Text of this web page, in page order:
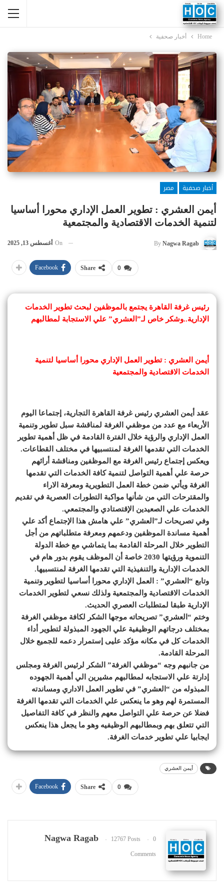
Home أخبار صحفية
أخبار صحفية
مصر
أيمن العشري : تطوير العمل الإداري محورا أساسيا
لتنمية الخدمات الاقتصادية والمجتمعية
By Nagwa Ragab
On أغسطس 13, 2025
0
Share
Facebook
رئيس غرفة القاهرة يجتمع بالموظفين لبحث تطوير الخدمات
الإدارية..وشكر خاص لـ”العشري” علي الاستجابة لمطالبهم
أيمن العشري : تطوير العمل الإداري محورا أساسيا لتنمية
الخدمات الاقتصادية والمجتمعية
عقد أيمن العشري رئيس غرفة القاهرة التجارية، إجتماعا اليوم
الأربعاء مع عدد من موظفي الغرفة لمناقشة سبل تطوير وتنمية
العمل الإداري والرؤية خلال الفترة القادمة في ظل أهمية تطوير
الخدمات التي تقدمها الغرفة لمنتسبيها في مختلف القطاعات.
ويعكس إجتماع رئيس الغرفة مع الموظفين ومناقشة أرائهم
حرصة علي أهمية التواصل لتنمية كافة الخدمات التي تقدمها
الغرفة ويأتي ضمن خطة العمل التطويرية ومعرفة الاراء
والمقترحات التي من شأنها مواكبة التطورات العصرية في تقديم
الخدمات علي الصعيدين الإقتصتادي والمجتمعي.
وفي تصريحات لـ”العشري” علي هامش هذا الإجتماع أكد علي
أهمية مساندة الموظفين ودعمهم ومعرفة متطلباتهم من أجل
التطوير خلال المرحلة القادمة بما يتماشي مع خطة الدولة
التنموية ورؤيتها 2030 خاصة أن الموظف يقوم بدور هام في
الخدمات الإدارية والتنفيذية التي تقدمها الغرفة لمنتسبيها.
وتابع “العشري” : العمل الإداري محورا أساسيا لتطوير وتنمية
الخدمات الاقتصادية والمجتمعية ولذلك نسعي لتطوير الخدمات
الإدارية طبقا لمتطلبات العصري الحديث.
وختم “العشري” تصريحاته موجها الشكر لكافة موظفي الغرفة
بمختلف درجاتهم الوظيفية علي الجهود المبذولة لتطوير أداء
الخدمات كل في مكانه مؤكد عليى إستمرار دعمه للجميع خلال
المرحلة القادمة.
من جانبهم وجه “موظفي الغرفة” الشكر لرئيس الغرفة ومجلس
إدارتة علي الاستجابه لمطالبهم مشيرين الي أهمية الجهوده
المبذوله من “العشري” في تطوير العمل الاداري ومساندته
المستمرة لهم وهو ما ينعكس علي الخدمات التي تقدمها الغرفة
فضلا عن حرصة علي التواصل معهم والنظر في كافة التفاصيل
التي تتعلق بهم وبمطالبهم الوظيفيه وهو ما يجعل هذا ينعكس
ايجابيا علي تطوير خدمات الغرفة.
أيمن العشري
0
Share
Facebook
Nagwa Ragab 12767 Posts 0
Comments